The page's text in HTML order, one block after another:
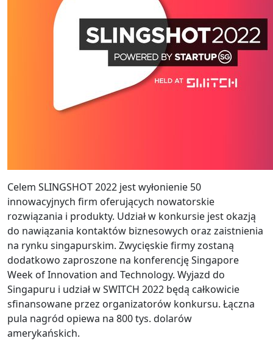
Celem SLINGSHOT 2022 jest wyłonienie 50
innowacyjnych firm oferujących nowatorskie
rozwiązania i produkty. Udział w konkursie jest okazją
do nawiązania kontaktów biznesowych oraz zaistnienia
na rynku singapurskim. Zwycięskie firmy zostaną
dodatkowo zaproszone na konferencję Singapore
Week of Innovation and Technology. Wyjazd do
Singapuru i udział w SWITCH 2022 będą całkowicie
sfinansowane przez organizatorów konkursu. Łączna
pula nagród opiewa na 800 tys. dolarów
amerykańskich.